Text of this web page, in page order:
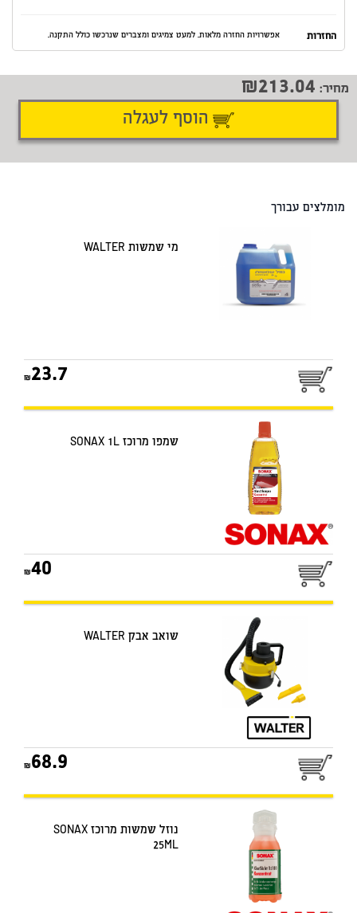
החזרות אפשרויות החזרה מלאות. למעט צמיגים ומצברים שנרכשו כולל התקנה.
שתף דיווח על טעות
מחיר: 213.04
הוסף לעגלה
מומלצים עבורך
מי שמשות WALTER
23.7
שמפו מרוכז SONAX 1L
40
שואב אבק WALTER
68.9
נוזל שמשות מרוכז SONAX
25ML